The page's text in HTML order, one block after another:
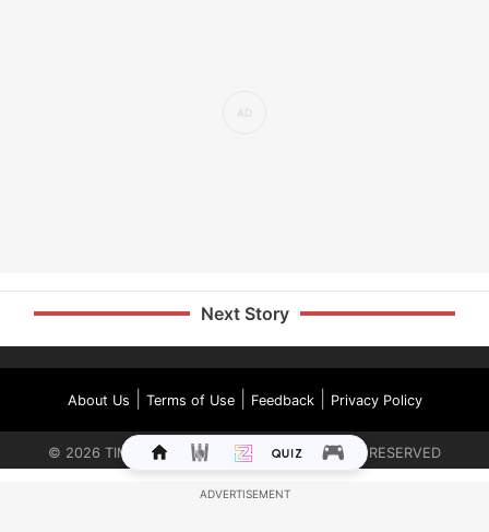
Next Story
About Us Terms of Use| Feedback| Privacy Policy
© 2026 TIMES INTERNET LIMITED. ALL RIGHTS RESERVED